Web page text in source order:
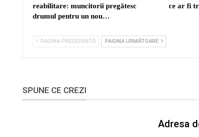
reabilitare: muncitorii pregătesc
drumul pentru un nou…
ce ar fi
PAGINA PRECEDENTĂ PAGINA URMĂTOARE
SPUNE CE CREZI
Adresa